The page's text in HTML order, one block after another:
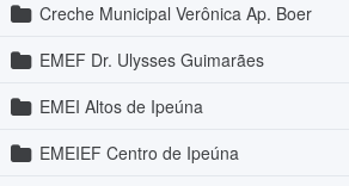
Creche Municipal Verônica Ap. Boer
EMEF Dr. Ulysses Guimarães
EMEI Altos de Ipeúna
EMEIEF Centro de Ipeúna